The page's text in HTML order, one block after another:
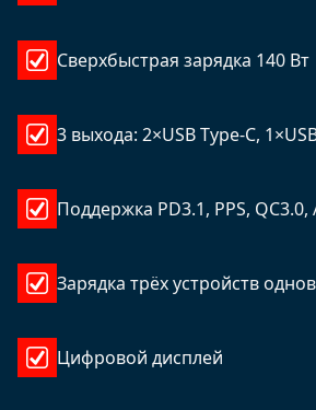
Сверхбыстрая зарядка 140 Вт
3 выхода: 2×USB Type-C,
Поддержка PD3.1, PPS, QC3.0,
Зарядка трёх устройств
Цифровой дисплей